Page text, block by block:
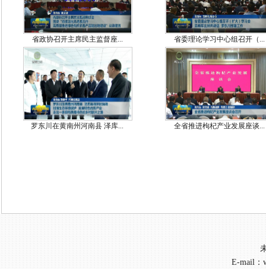
省政协召开主席民主监督座... 省委理论学习中心组召开（...
罗东川在黄南州河南县 泽库... 全省推进枸杞产业发展座谈...
E-mail：